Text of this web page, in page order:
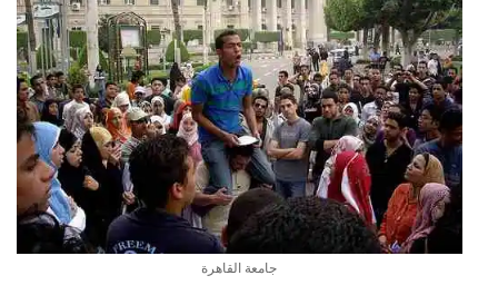
جامعة القاهرة